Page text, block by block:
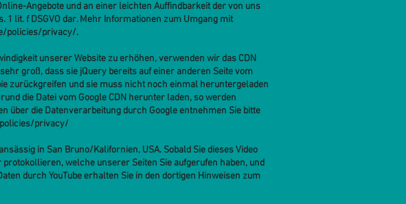
Angebote und an einer leichten Auffindbarkeit der von uns
1 lit. f DSGVO dar. Mehr Informationen zum Umgang mit
policies/privacy/.
unserer Website zu erhöhen, verwenden wir das CDN
groß, dass sie jQuery bereits auf einer anderen Seite vom
zurückgreifen und sie muss nicht noch einmal heruntergeladen
die Datei vom Google CDN herunter laden, so werden
über die Datenverarbeitung durch Google entnehmen Sie bitte
privacy/
in San Bruno/Kalifornien, USA. Sobald Sie dieses Video
welche unserer Seiten Sie aufgerufen haben, und
durch YouTube erhalten Sie in den dortigen Hinweisen zum